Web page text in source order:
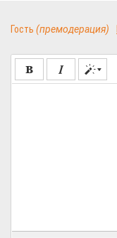
Гость (премодерация)